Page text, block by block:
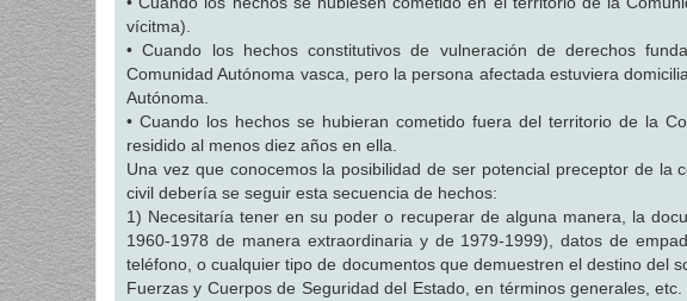
vícitma).
• Cuando los hechos constitutivos de vulneración de derechos
Comunidad Autónoma vasca, pero la persona afectada estuviera
Autónoma.
• Cuando los hechos se hubieran cometido fuera del territorio de la
residido al menos diez años en ella.
Una vez que conocemos la posibilidad de ser potencial preceptor de la
civil debería se seguir esta secuencia de hechos:
1) Necesitaría tener en su poder o recuperar de alguna manera, la
1960-1978 de manera extraordinaria y de 1979-1999), datos de
teléfono, o cualquier tipo de documentos que demuestren el destino del
Fuerzas y Cuerpos de Seguridad del Estado, en términos generales,